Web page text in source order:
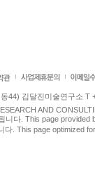
44) 김달진미술연구소 T
AND
니다. This page provided
다. This page optimized